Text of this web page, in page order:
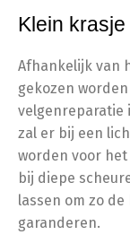
Klein
Afhankelijk van
gekozen
velgenreparatie
zal er bij een
worden voor
bij diepe
lassen om zo
garanderen.